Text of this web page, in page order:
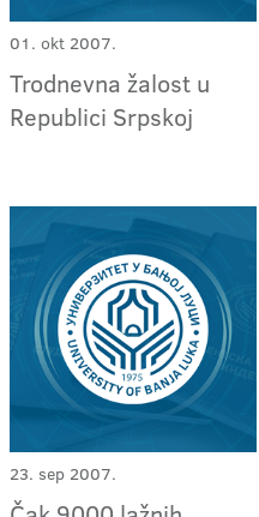
01. okt 2007.
Trodnevna žalost u
Republici Srpskoj
23. sep 2007.